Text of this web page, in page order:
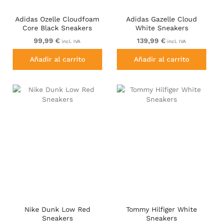
Adidas Ozelle Cloudfoam
Core Black Sneakers
99,99 € incl. IVA
Añadir al carrito
Adidas Gazelle Cloud
White Sneakers
139,99 € incl. IVA
Añadir al carrito
Nike Dunk Low Red
Sneakers
Tommy Hilfiger White
Sneakers